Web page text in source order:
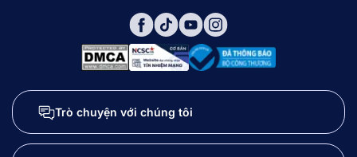
Trò chuyện với chúng tôi